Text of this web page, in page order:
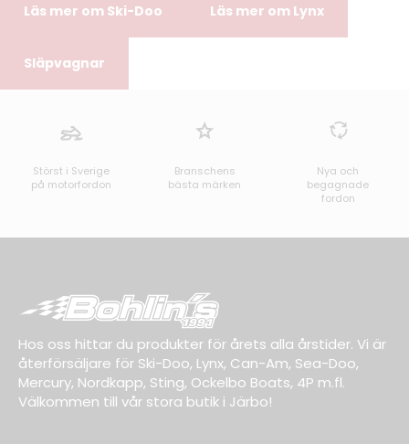
Läs mer om Ski-Doo Läs mer om Lynx
Släpvagnar
Störst i Sverige
på motorfordon
Branschens
bästa märken
Nya och
begagnade
fordon
Hos oss hittar du produkter för årets alla årstider. Vi är
återförsäljare för Ski-Doo, Lynx, Can-Am, Sea-Doo,
Mercury, Nordkapp, Sting, Ockelbo Boats, 4P m.fl.
Välkommen till vår stora butik i Järbo!